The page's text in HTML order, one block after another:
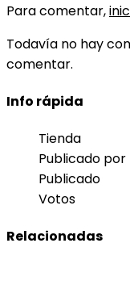
Para comentar,
Todavía no hay
comentar.
Info rápida
Tienda
Publicado por
Publicado
Votos
Relacionadas